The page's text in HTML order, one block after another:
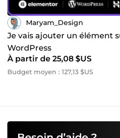
Maryam_Design
Je vais ajouter un élément
WordPress
À partir de 25,08 $US
Budget moyen : 127,13 $US